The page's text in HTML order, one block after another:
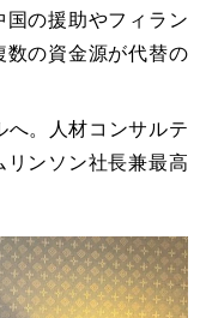
の援助やフィラン
数の資金源が代替の
へ。人材コンサルテ
リンソン社長兼最高